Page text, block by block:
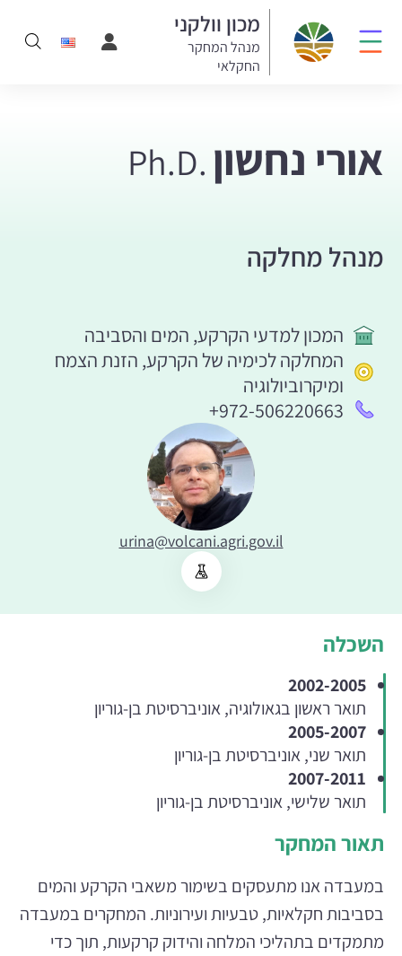
מכון וולקני
מנהל המחקר
החקלאי
אורי נחשון Ph.D.
מנהל מחלקה
המכון למדעי הקרקע, המים והסביבה
המחלקה לכימיה של הקרקע, הזנת הצמח
ומיקרוביולוגיה
+972-506220663
urina@volcani.agri.gov.il
השכלה
2002-2005
תואר ראשון בגאולוגיה, אוניברסיטת בן-גוריון
2005-2007
תואר שני, אוניברסיטת בן-גוריון
2007-2011
תואר שלישי, אוניברסיטת בן-גוריון
תאור המחקר
במעבדה אנו מתעסקים בשימור משאבי הקרקע והמים
בסביבות חקלאיות, טבעיות ועירוניות. המחקרים במעבדה
מתמקדים בתהליכי המלחה והידוק קרקעות, תוך כדי